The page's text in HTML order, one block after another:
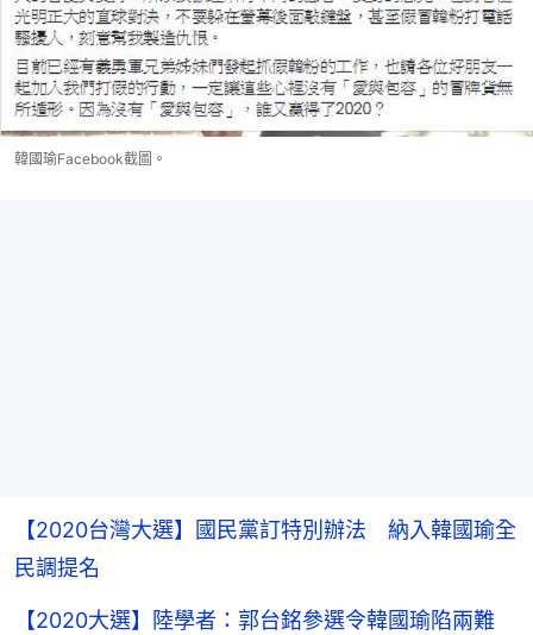
韓國瑜Facebook截圖。
【2020台灣大選】國民黨訂特別辦法 納入韓國瑜全
民調提名
【2020大選】陸學者：郭台銘參選令韓國瑜陷兩難